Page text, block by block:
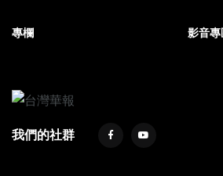
專欄 影音專
我們的社群